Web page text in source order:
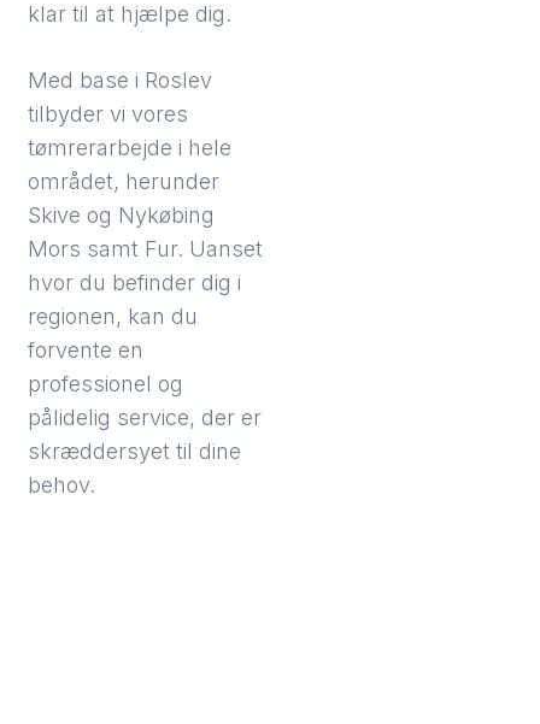
klar til at hjælpe dig.
Med base i Roslev
tilbyder vi vores
tømrerarbejde i hele
området, herunder
Skive og Nykøbing
Mors samt Fur. Uanset
hvor du befinder dig i
regionen, kan du
forvente en
professionel og
pålidelig service, der er
skræddersyet til dine
behov.